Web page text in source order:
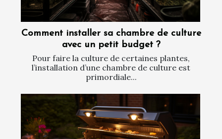
Comment installer sa chambre de culture
avec un petit budget ?
Pour faire la culture de certaines plantes,
l’installation d’une chambre de culture est
primordiale...